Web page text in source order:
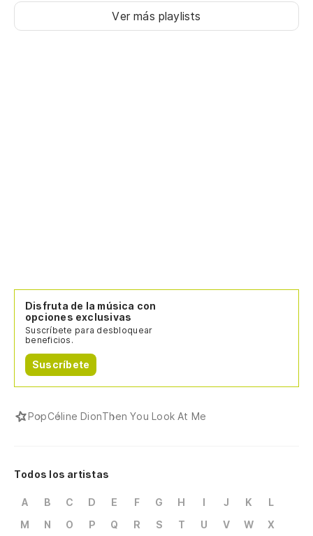
Ver más playlists
Disfruta de la música con
opciones exclusivas
Suscríbete para desbloquear
beneficios.
Suscríbete
PopCéline DionThen You Look At Me
Todos los artistas
A B C D E F G H I J K
L
M
N O P Q R S T U V W
X